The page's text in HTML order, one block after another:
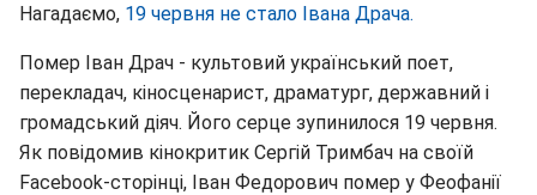
Нагадаємо, 19 червня не стало Івана Драча.
Помер Іван Драч - культовий український поет,
перекладач, кіносценарист, драматург, державний і
громадський діяч. Його серце зупинилося 19 червня.
Як повідомив кінокритик Сергій Тримбач на своїй
Facebook-сторінці, Іван Федорович помер у Феофанії